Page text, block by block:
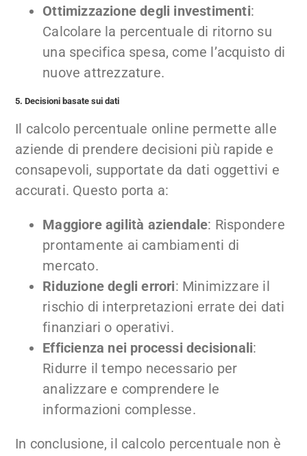
Ottimizzazione degli investimenti:
Calcolare la percentuale di ritorno su
una specifica spesa, come l’acquisto di
nuove attrezzature.
5. Decisioni basate sui dati
Il calcolo percentuale online permette alle
aziende di prendere decisioni più rapide e
consapevoli, supportate da dati oggettivi e
accurati. Questo porta a:
Maggiore agilità aziendale: Rispondere
prontamente ai cambiamenti di
mercato.
Riduzione degli errori: Minimizzare il
rischio di interpretazioni errate dei dati
finanziari o operativi.
Efficienza nei processi decisionali:
Ridurre il tempo necessario per
analizzare e comprendere le
informazioni complesse.
In conclusione, il calcolo percentuale non è